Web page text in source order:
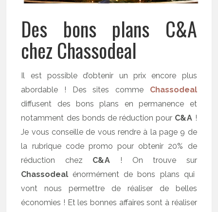
Des bons plans C&A
chez Chassodeal
Il est possible d’obtenir un prix encore plus
abordable ! Des sites comme Chassodeal
diffusent des bons plans en permanence et
notamment des bonds de réduction pour C&A !
Je vous conseille de vous rendre à la page 9 de
la rubrique code promo pour obtenir 20% de
réduction chez C&A ! On trouve sur
Chassodeal énormément de bons plans qui
vont nous permettre de réaliser de belles
économies ! Et les bonnes affaires sont à réaliser